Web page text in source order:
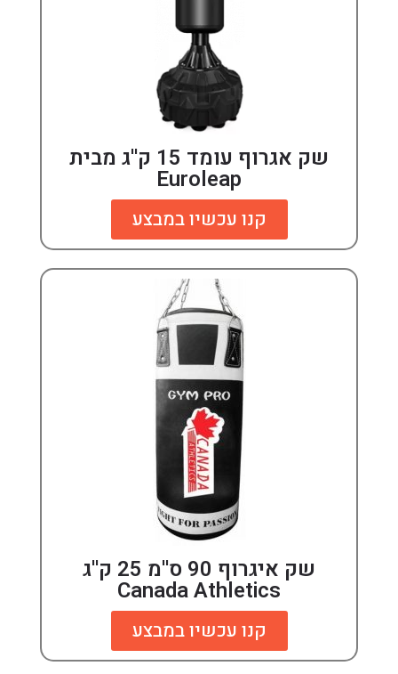
שק אגרוף עומד 15 ק''ג מבית
Euroleap
קנו עכשיו במבצע
שק איגרוף 90 ס''מ 25 ק''ג
Canada Athletics
קנו עכשיו במבצע